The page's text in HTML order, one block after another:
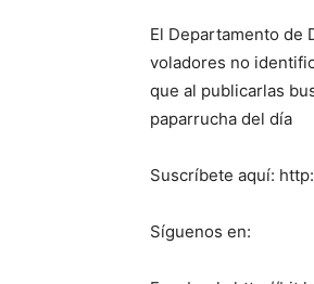
El Departamento de
voladores no
que al publicarlas
paparrucha del día
Suscríbete aquí:
Síguenos en: